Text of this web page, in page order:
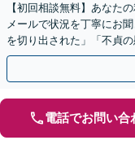
【初回相談無料】あなた
メールで状況を丁寧にお
を切り出された」「不貞
【リーズナブルな料金設
電話でお問い合